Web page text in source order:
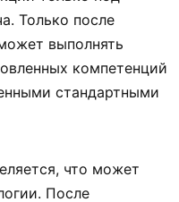
Только после
выполнять
компетенций
стандартными
что может
После